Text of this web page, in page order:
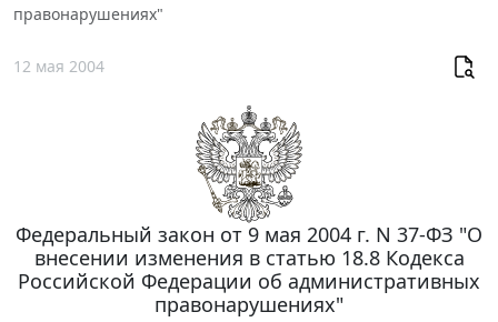
правонарушениях"
12 мая 2004
Федеральный закон от 9 мая 2004 г. N 37-ФЗ "О
внесении изменения в статью 18.8 Кодекса
Российской Федерации об административных
правонарушениях"